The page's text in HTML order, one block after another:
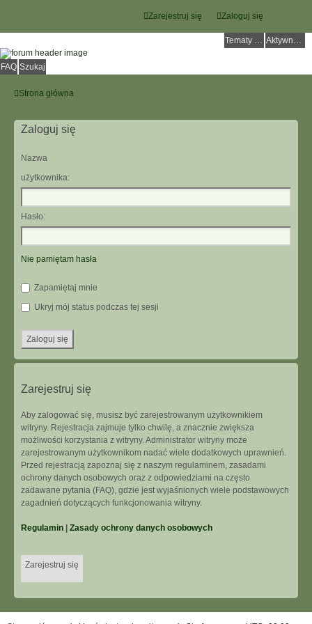
Zaloguj się
Zarejestruj się
Tematy bez odpowiedzi Aktywne tematy
FAQ Szukaj
Strona główna
Zaloguj się
Nazwa
użytkownika:
Hasło:
Nie pamiętam hasła
Zapamiętaj mnie
Ukryj mój status podczas tej sesji
Zarejestruj się
Aby zalogować się, musisz być zarejestrowanym użytkownikiem
witryny. Rejestracja zajmuje tylko chwilę, a znacznie zwiększa
możliwości korzystania z witryny. Administrator witryny może
zarejestrowanym użytkownikom nadać wiele dodatkowych uprawnień.
Przed rejestracją zapoznaj się z naszym regulaminem, zasadami
ochrony danych osobowych oraz z odpowiedziami na często
zadawane pytania (FAQ), gdzie jest wyjaśnionych wiele podstawowych
zagadnień dotyczących funkcjonowania witryny.
Regulamin Zasady ochrony danych osobowych
Zarejestruj się